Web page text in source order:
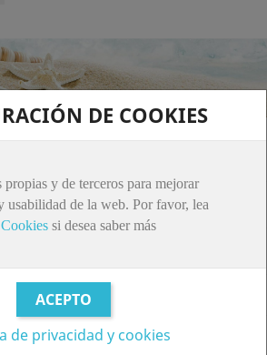
DE COOKIES
y de terceros para mejorar
usabilidad de la web. Por favor, lea
si desea saber más
de privacidad y cookies
LA TIENDA
desarrollado por